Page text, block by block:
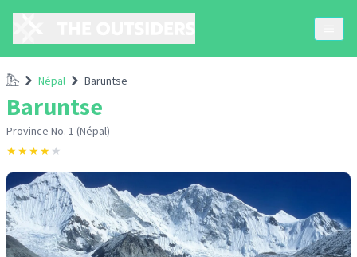
Accueil
Népal Baruntse
Baruntse
Province No. 1 (Népal)
★★★★ ★